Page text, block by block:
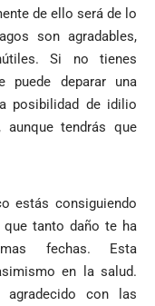
de ello será de lo
son agradables,
Si no tienes
puede deparar una
posibilidad de idilio
tendrás que
estás consiguiendo
tanto daño te ha
fechas. Esta
en la salud.
con las